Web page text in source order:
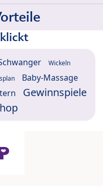
Wickeln
Baby-Massage
Gewinnspiele